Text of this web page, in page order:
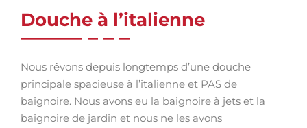
Douche à l’italienne
Nous rêvons depuis longtemps d’une douche
principale spacieuse à l’italienne et PAS de
baignoire. Nous avons eu la baignoire à jets et la
baignoire de jardin et nous ne les avons